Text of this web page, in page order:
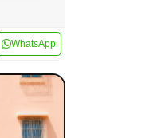
WhatsApp